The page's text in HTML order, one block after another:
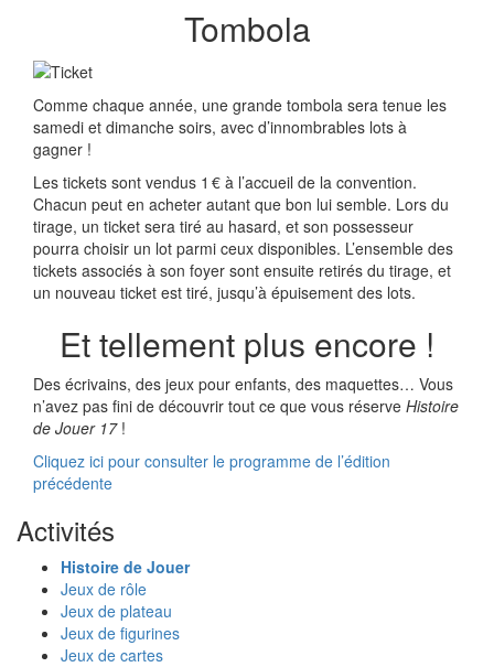
Tombola
Comme chaque année, une grande tombola sera tenue les
samedi et dimanche soirs, avec d’innombrables lots à
gagner !
Les tickets sont vendus 1 € à l’accueil de la convention.
Chacun peut en acheter autant que bon lui semble. Lors du
tirage, un ticket sera tiré au hasard, et son possesseur
pourra choisir un lot parmi ceux disponibles. L’ensemble des
tickets associés à son foyer sont ensuite retirés du tirage, et
un nouveau ticket est tiré, jusqu’à épuisement des lots.
Et tellement plus encore !
Des écrivains, des jeux pour enfants, des maquettes… Vous
n’avez pas fini de découvrir tout ce que vous réserve Histoire
de Jouer 17!
Cliquez ici pour consulter le programme de l’édition
précédente
Activités
Histoire de Jouer
Jeux de rôle
Jeux de plateau
Jeux de figurines
Jeux de cartes